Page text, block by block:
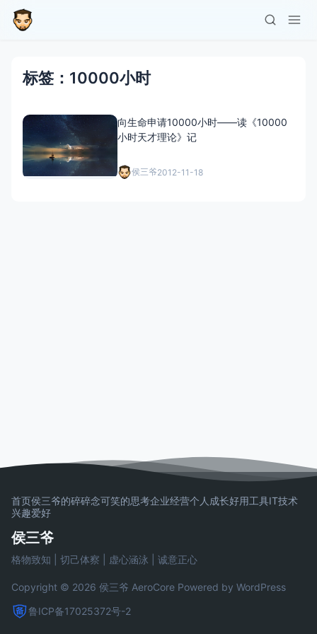
标签：10000小时
向生命申请10000小时——读《10000
小时天才理论》记
侯三爷2012-11-18
首页侯三爷的碎碎念可笑的思考企业经营个人成长好用工具IT技术
兴趣爱好
侯三爷
格物致知 | 切己体察 | 虚心涵泳 | 诚意正心
Copyright © 2026 侯三爷 AeroCore Powered by WordPress
鲁ICP备17025372号-2